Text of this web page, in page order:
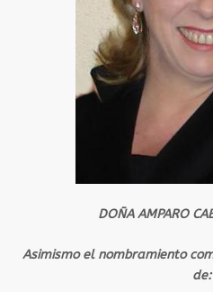
DOÑA AMPARO
Asimismo el nombramiento
de: